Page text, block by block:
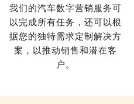
我们的汽车数字营销服务可
以完成所有任务，还可以根
据您的独特需求定制解决方
案，以推动销售和潜在客
户。